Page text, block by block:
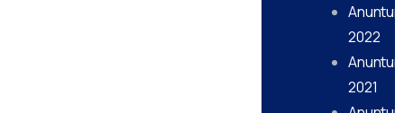
Anunturi
2022
Anunturi
2021